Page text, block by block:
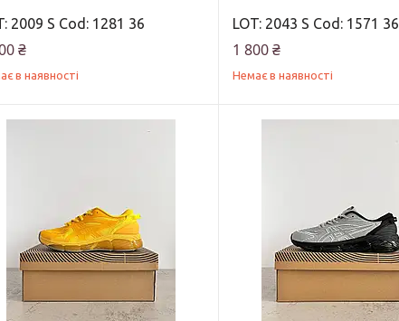
2009 S Cod: 1281 36
₴
в наявності
LOT: 2043 S Cod: 1571 36
1 800 ₴
Немає в наявності